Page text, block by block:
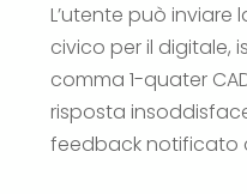
L’utente può inviare
civico per il digitale,
comma 1-quater
risposta
feedback notificato